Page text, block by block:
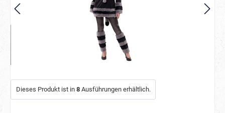
Dieses Produkt ist in 8Ausführungen erhältlich.